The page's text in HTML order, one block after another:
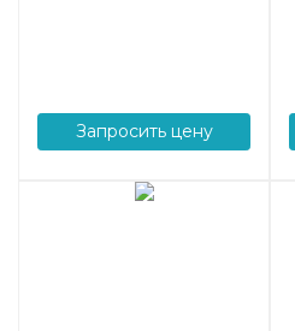
Запросить цену